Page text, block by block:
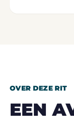
OVER DEZE RIT
EEN